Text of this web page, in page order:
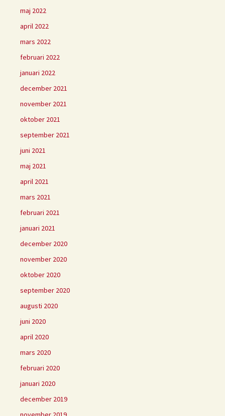
maj 2022
april 2022
mars 2022
februari 2022
januari 2022
december 2021
november 2021
oktober 2021
september 2021
juni 2021
maj 2021
april 2021
mars 2021
februari 2021
januari 2021
december 2020
november 2020
oktober 2020
september 2020
augusti 2020
juni 2020
april 2020
mars 2020
februari 2020
januari 2020
december 2019